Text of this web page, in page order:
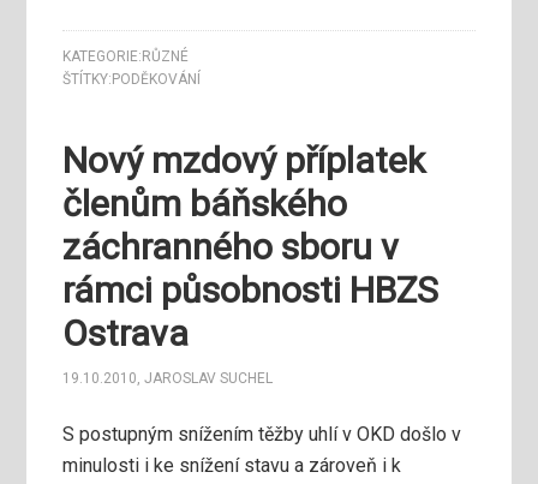
KATEGORIE: RŮZNÉ
ŠTÍTKY: PODĚKOVÁNÍ
Nový mzdový příplatek
členům báňského
záchranného sboru v
rámci působnosti HBZS
Ostrava
19.10.2010,JAROSLAV SUCHEL
S postupným snížením těžby uhlí v OKD došlo v
minulosti i ke snížení stavu a zároveň i k